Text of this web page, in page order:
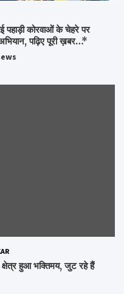
पहाड़ी कोरवाओं के चेहरे पर
पढ़िए पूरी ख़बर…*
क्षेत्र हुआ भक्तिमय, जुट रहे हैं